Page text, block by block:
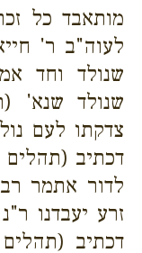
מותאבד כל
לעוה"ב ר'
שנולד וחד
שנולד שנא'
צדקתו לעם
דכתיב (תהלים
לדור אתמר
זרע יעבדנו
דכתיב